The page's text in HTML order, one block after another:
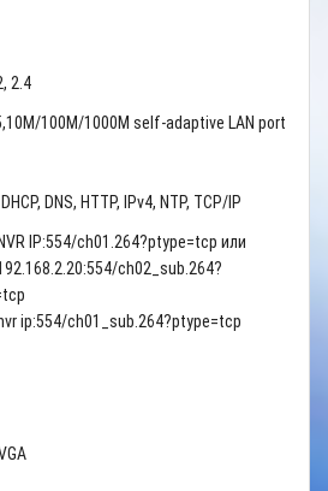
2.4
100M/1000M self-adaptive LAN port
DNS, HTTP, IPv4, NTP, TCP/IP
IP:554/ch01.264?ptype=tcp или
ch02_sub.264?
ip:554/ch01_sub.264?ptype=tcp